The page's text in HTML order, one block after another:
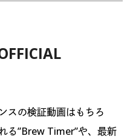
スの検証動画はもちろ
る”Brew Timer”や、最新